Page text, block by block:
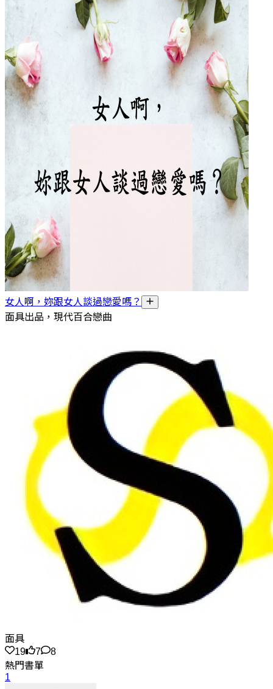
女人啊，妳跟女人談過戀愛嗎？
面具出品，現代百合戀曲
面具
19
7
8
熱門書單
1